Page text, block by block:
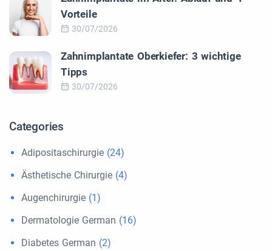
Vorteile
30/07/2026
Zahnimplantate Oberkiefer: 3 wichtige
Tipps
30/07/2026
Categories
Adipositaschirurgie (24)
Ästhetische Chirurgie (4)
Augenchirurgie (1)
Dermatologie German (16)
Diabetes German (2)